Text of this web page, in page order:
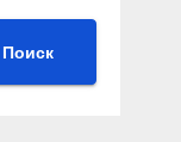
Поиск